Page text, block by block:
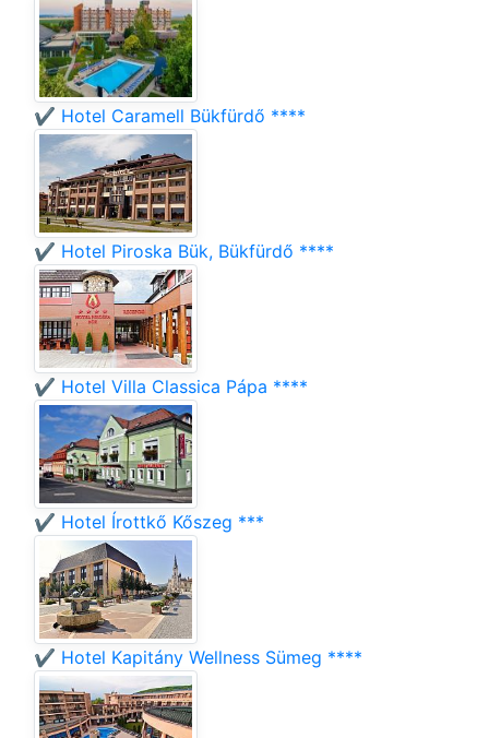
✔️ Hotel Caramell Bükfürdő ****
✔️ Hotel Piroska Bük, Bükfürdő ****
✔️ Hotel Villa Classica Pápa ****
✔️ Hotel Írottkő Kőszeg ***
✔️ Hotel Kapitány Wellness Sümeg ****